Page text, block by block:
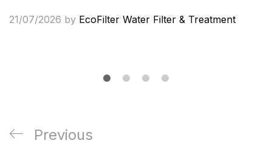
21/07/2026 by EcoFilter Water Filter & Treatment
Post
Previous
Previous